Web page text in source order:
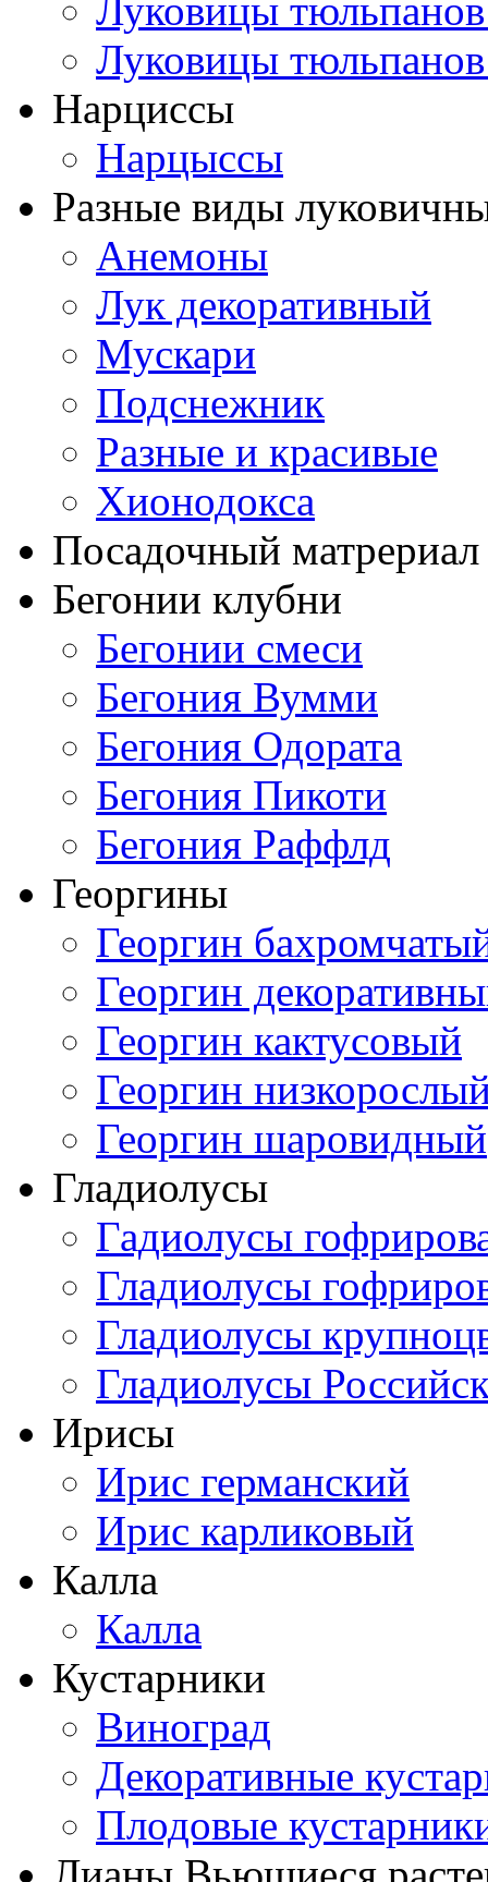
Луковицы
Луковицы
Нарциссы
Нарцыссы
Разные виды
Анемоны
Лук декоративный
Мускари
Подснежник
Разные и красивые
Хионодокса
Посадочный матрериал
Бегонии клубни
Бегонии смеси
Бегония Вумми
Бегония Одората
Бегония Пикоти
Бегония Раффлд
Георгины
Георгин
Георгин
Георгин кактусовый
Георгин
Георгин шаровидный
Гладиолусы
Гадиолусы
Гладиолусы
Гладиолусы
Гладиолусы
Ирисы
Ирис германский
Ирис карликовый
Калла
Калла
Кустарники
Виноград
Декоративные
Плодовые